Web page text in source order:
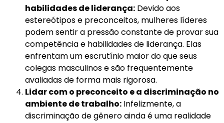
habilidades de liderança: Devido aos
estereótipos e preconceitos, mulheres líderes
podem sentir a pressão constante de provar sua
competência e habilidades de liderança. Elas
enfrentam um escrutínio maior do que seus
colegas masculinos e são frequentemente
avaliadas de forma mais rigorosa.
Lidar com o preconceito e a discriminação no
ambiente de trabalho: Infelizmente, a
discriminação de gênero ainda é uma realidade